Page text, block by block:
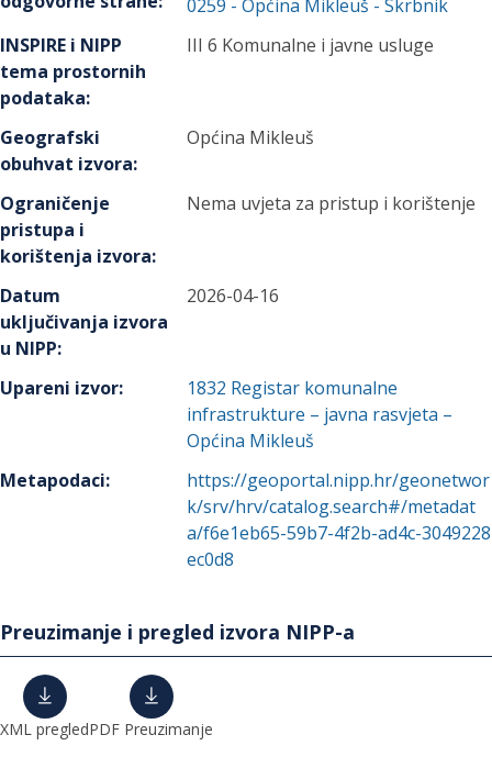
0259 -Općina Mikleuš - Skrbnik
INSPIRE i NIPP
tema prostornih
podataka:
III 6 Komunalne i javne usluge
Geografski
obuhvat izvora:
Općina Mikleuš
Ograničenje
pristupa i
korištenja izvora:
Nema uvjeta za pristup i korištenje
Datum
uključivanja izvora
u NIPP:
2026-04-16
Upareni izvor: 1832 Registar komunalne
infrastrukture – javna rasvjeta –
Općina Mikleuš
Metapodaci:
https://geoportal.nipp.hr/geonetwor
k/srv/hrv/catalog.search#/metadat
a/f6e1eb65-59b7-4f2b-ad4c-3049228
ec0d8
Preuzimanje i pregled izvora NIPP-a
XML pregledPDF Preuzimanje